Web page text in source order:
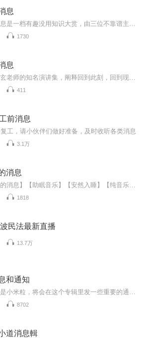
息
1730
息
411
前消息
工，请小伙伴们做好准备，及时收听各类消息
3.1万
消息
1818
民法最新直播
13.7万
和通知
8702
道消息輯